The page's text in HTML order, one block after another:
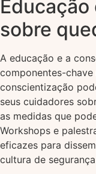
sobre
A educação e a
componentes-
conscientização
seus cuidadores
as medidas que
Workshops e
eficazes para
cultura de